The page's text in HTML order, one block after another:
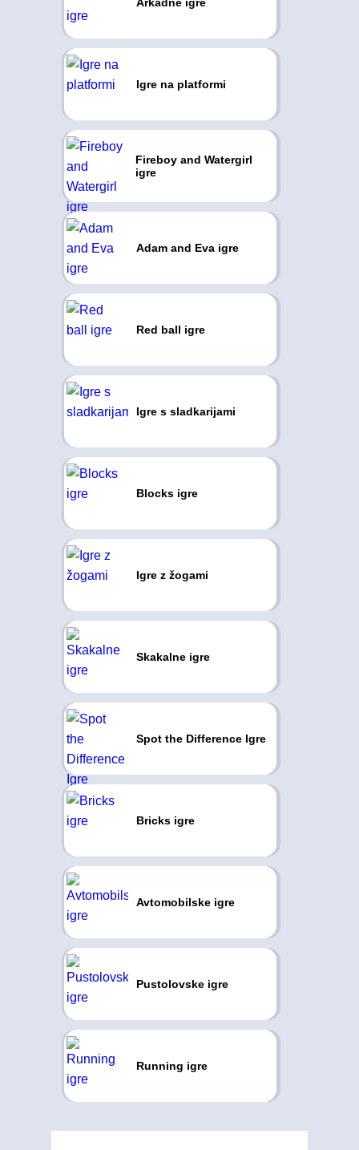
Igre na platformi
Fireboy and Watergirl
igre
Adam and Eva igre
Red ball igre
Igre s sladkarijami
Blocks igre
Igre z žogami
Skakalne igre
Spot the Difference Igre
Bricks igre
Avtomobilske igre
Pustolovske igre
Running igre